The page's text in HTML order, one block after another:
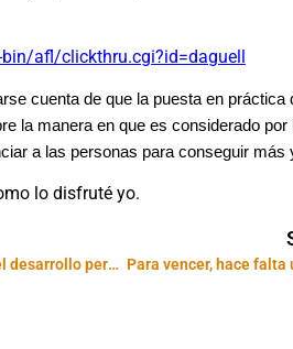
afl/clickthru.cgi?id=daguell
cuenta de que la puesta en práctica
la manera en que es considerado
a las personas para conseguir más
lo disfruté yo.
La empatía y su alcance en el desarrollo personal Para vencer, hace